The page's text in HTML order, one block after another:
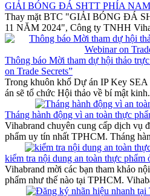
GIẢI BÓNG ĐÁ SHTT PHÍA
Thay mặt BTC "GIẢI BÓNG ĐÁ
11 NĂM 2024", Công ty TNHH
Thông báo Mời tham dự hội thảo
on Trade Secrets”
Trong khuôn khổ Dự án IP Key
án sẽ tổ chức Hội thảo về bí mật
Tháng hành động vì an toàn thực
Vihabrand chuyên cung cấp dịch vụ
phẩm uy tín nhất TPHCM. Tháng
kiểm tra nội dung an toàn thực
Vihabrand mời các bạn tham khảo
phẩm như thế nào tại TPHCM.